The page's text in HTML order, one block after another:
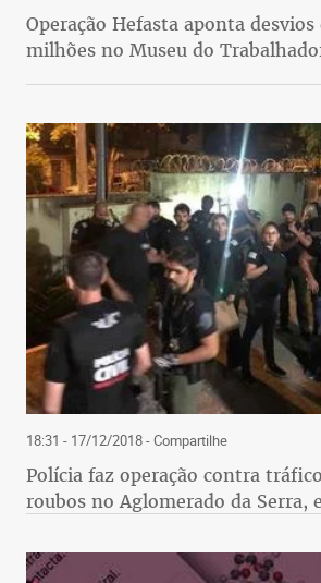
Operação Hefasta aponta desvios
milhões no Museu do
18:31 - 17/12/2018- Compartilhe
Polícia faz operação contra
roubos no Aglomerado da Serra,